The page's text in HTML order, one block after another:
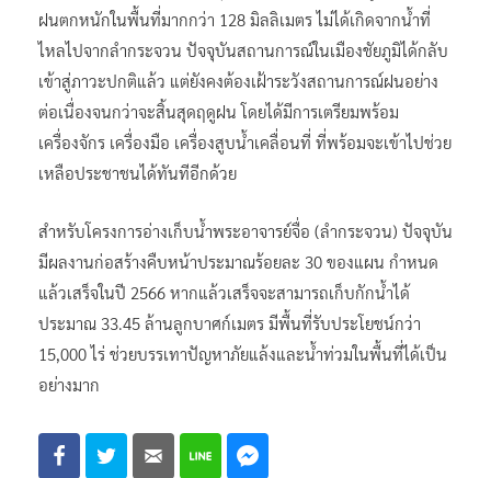
ฝนตกหนักในพื้นที่มากกว่า 128 มิลลิเมตร ไม่ได้เกิดจากน้ำที่
ไหลไปจากลำกระจวน ปัจจุบันสถานการณ์ในเมืองชัยภูมิได้กลับ
เข้าสู่ภาวะปกติแล้ว แต่ยังคงต้องเฝ้าระวังสถานการณ์ฝนอย่าง
ต่อเนื่องจนกว่าจะสิ้นสุดฤดูฝน โดยได้มีการเตรียมพร้อม
เครื่องจักร เครื่องมือ เครื่องสูบน้ำเคลื่อนที่ ที่พร้อมจะเข้าไปช่วย
เหลือประชาชนได้ทันทีอีกด้วย
สำหรับโครงการอ่างเก็บน้ำพระอาจารย์จื่อ (ลำกระจวน) ปัจจุบัน
มีผลงานก่อสร้างคืบหน้าประมาณร้อยละ 30 ของแผน กำหนด
แล้วเสร็จในปี 2566 หากแล้วเสร็จจะสามารถเก็บกักน้ำได้
ประมาณ 33.45 ล้านลูกบาศก์เมตร มีพื้นที่รับประโยชน์กว่า
15,000 ไร่ ช่วยบรรเทาปัญหาภัยแล้งและน้ำท่วมในพื้นที่ได้เป็น
อย่างมาก